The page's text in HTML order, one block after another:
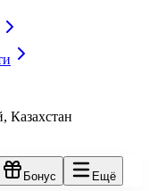
Казахстан
Бонус Ещё